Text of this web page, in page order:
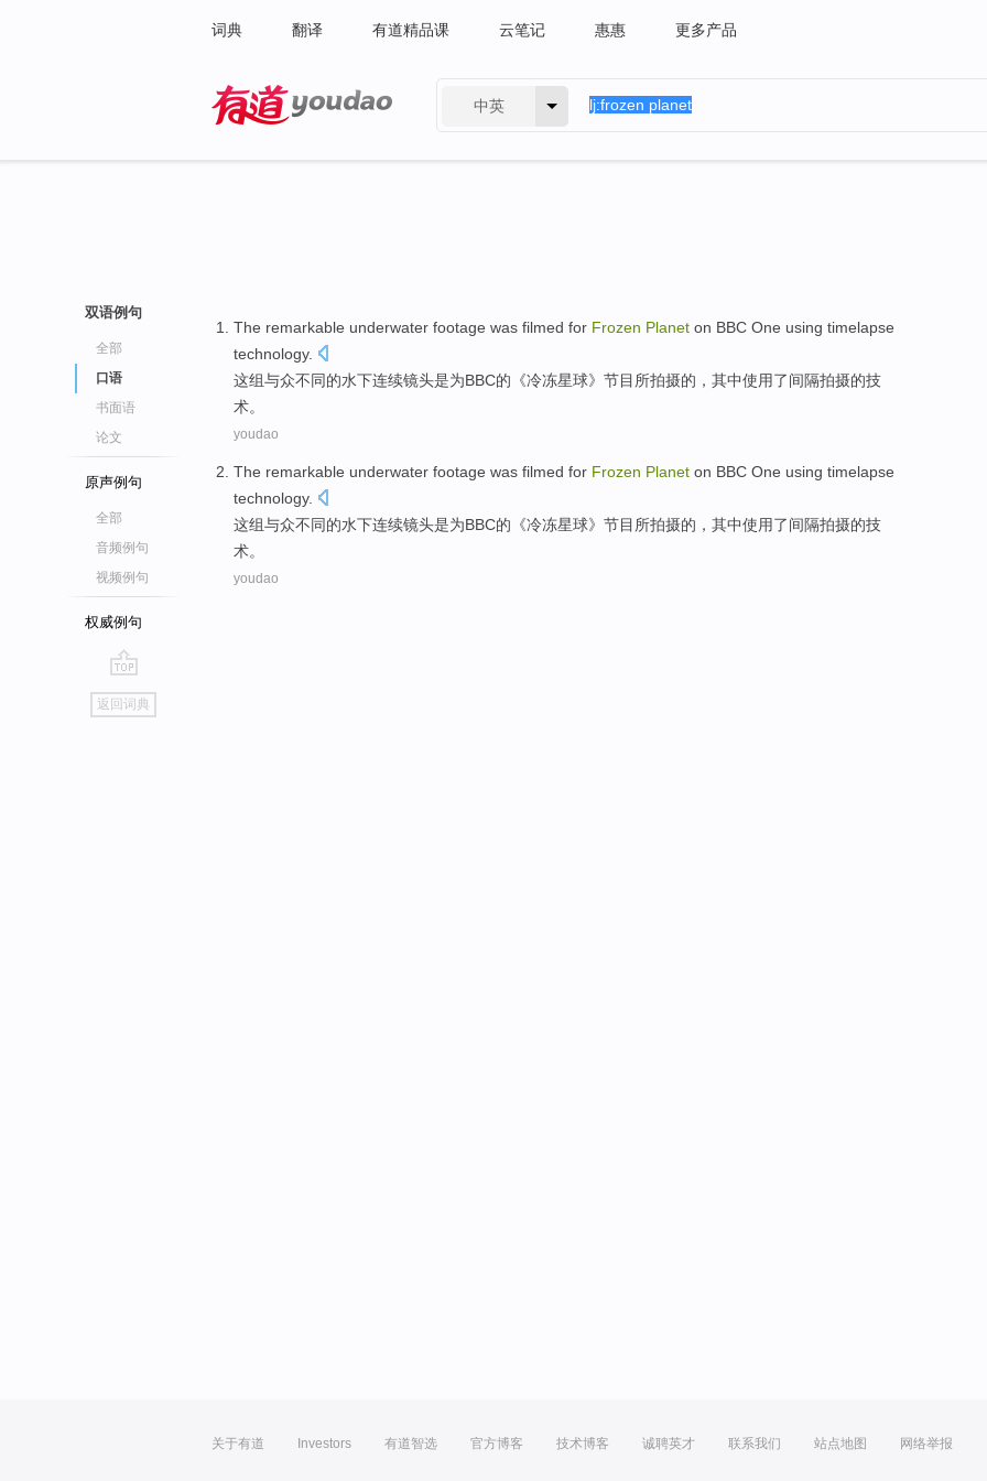
词典 翻译 有道精品课 云笔记 惠惠 更多产品
中英
双语例句
全部
口语
书面语
论文
原声例句
全部
音频例句
视频例句
权威例句
go
top
返回词典
The remarkable underwater footage was filmed for Frozen Planet on BBC One using timelapse
technology.
这组与众不同的水下连续镜头是为BBC的《冷冻星球》 节目 所拍摄的， 其中使用了间隔拍摄的技
术。
youdao
The remarkable underwater footage was filmed for Frozen Planet on BBC One using timelapse
technology.
这组与众不同的水下连续镜头是为BBC的《冷冻星球》 节目 所拍摄的， 其中使用了间隔拍摄的技
术。
youdao
关于有道 Investors 有道智选 官方博客 技术博客 诚聘英才 联系我们 站点地图 网络举报